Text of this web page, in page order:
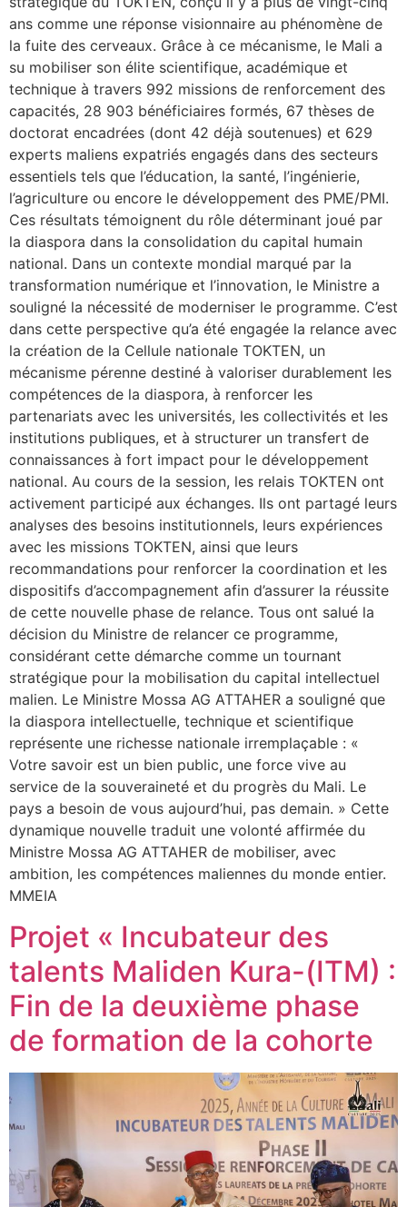
ans comme une réponse visionnaire au phénomène de
la fuite des cerveaux. Grâce à ce mécanisme, le Mali a
su mobiliser son élite scientifique, académique et
technique à travers 992 missions de renforcement des
capacités, 28 903 bénéficiaires formés, 67 thèses de
doctorat encadrées (dont 42 déjà soutenues) et 629
experts maliens expatriés engagés dans des secteurs
essentiels tels que l’éducation, la santé, l’ingénierie,
l’agriculture ou encore le développement des PME/PMI.
Ces résultats témoignent du rôle déterminant joué par
la diaspora dans la consolidation du capital humain
national. Dans un contexte mondial marqué par la
transformation numérique et l’innovation, le Ministre a
souligné la nécessité de moderniser le programme. C’est
dans cette perspective qu’a été engagée la relance avec
la création de la Cellule nationale TOKTEN, un
mécanisme pérenne destiné à valoriser durablement les
compétences de la diaspora, à renforcer les
partenariats avec les universités, les collectivités et les
institutions publiques, et à structurer un transfert de
connaissances à fort impact pour le développement
national. Au cours de la session, les relais TOKTEN ont
activement participé aux échanges. Ils ont partagé leurs
analyses des besoins institutionnels, leurs expériences
avec les missions TOKTEN, ainsi que leurs
recommandations pour renforcer la coordination et les
dispositifs d’accompagnement afin d’assurer la réussite
de cette nouvelle phase de relance. Tous ont salué la
décision du Ministre de relancer ce programme,
considérant cette démarche comme un tournant
stratégique pour la mobilisation du capital intellectuel
malien. Le Ministre Mossa AG ATTAHER a souligné que
la diaspora intellectuelle, technique et scientifique
représente une richesse nationale irremplaçable : «
Votre savoir est un bien public, une force vive au
service de la souveraineté et du progrès du Mali. Le
pays a besoin de vous aujourd’hui, pas demain. » Cette
dynamique nouvelle traduit une volonté affirmée du
Ministre Mossa AG ATTAHER de mobiliser, avec
ambition, les compétences maliennes du monde entier.
MMEIA
Projet « Incubateur des
talents Maliden Kura-(ITM) :
Fin de la deuxième phase
de formation de la cohorte